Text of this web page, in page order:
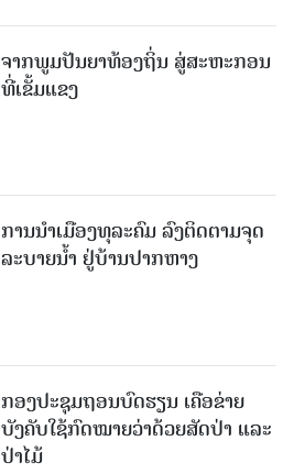
ຈາກພູມປັນຍາທ້ອງຖິ່ນ ສູ່ສະຫະກອນ
ທີ່ເຂັ້ມແຂງ
ການນໍາເມືອງທຸລະຄົມ ລົງຕິດຕາມຈຸດ
ລະບາຍນໍ້າ ຢູ່ບ້ານປາກຫາງ
ກອງປະຊຸມຖອນບົດຮຽນ ເຄືອຂ່າຍ
ບັງຄັບໃຊ້ກົດໝາຍວ່າດ້ວຍສັດປ່າ ແລະ
ປ່າໄມ້